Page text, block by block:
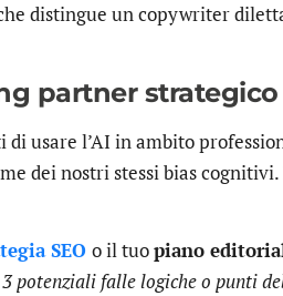
distingue un copywriter
partner strategico
usare l’AI in ambito
dei nostri stessi bias cognitivi.
SEO o il tuopiano
potenziali falle logiche o punti